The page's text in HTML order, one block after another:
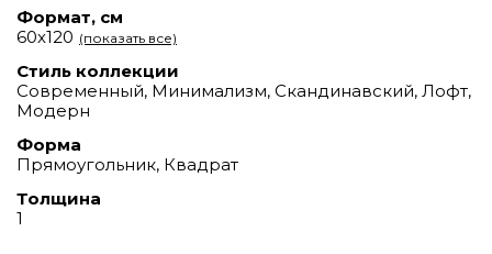
Формат, см
60х120 (показать все)
Стиль коллекции
Современный, Минимализм, Скандинавский, Лофт,
Модерн
Форма
Прямоугольник, Квадрат
Толщина
1